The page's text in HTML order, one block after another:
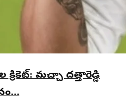
మచ్చా దత్తారెడ్డి